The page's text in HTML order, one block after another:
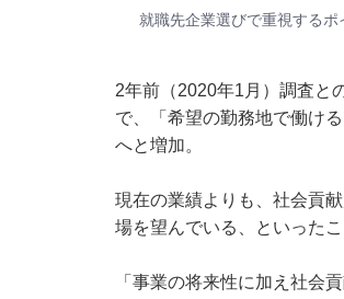
就職先企業選びで重視するポ
2年前（2020年1月）調査と
で、「希望の勤務地で働け
へと増加。
現在の業績よりも、社会貢
場を望んでいる、といったこ
「事業の将来性に加え社会